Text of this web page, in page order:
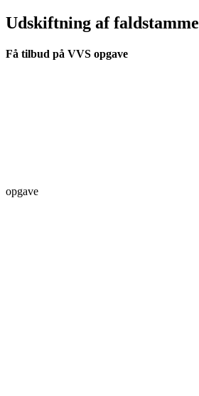
Udskiftning af faldstamme
Få tilbud på VVS opgave
opgave